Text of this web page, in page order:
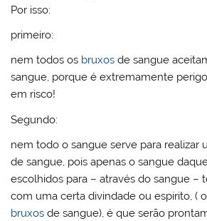
Por isso:
primeiro:
nem todos os bruxos de sangue
sangue, porque é extremamente
em risco!
Segundo:
nem todo o sangue serve para realizar
de sangue, pois apenas o sangue
escolhidos para – através do sangue –
com uma certa divindade ou espirito, (
bruxos de sangue), é que serão